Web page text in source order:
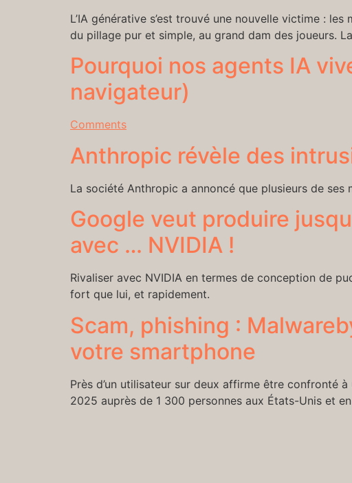
L’IA générative s’est trouvé une nouvelle victime :
du pillage pur et simple, au grand dam des joueurs.
Pourquoi nos agents IA
navigateur)
Comments
Anthropic révèle des
La société Anthropic a annoncé que plusieurs de
Google veut produire
avec … NVIDIA !
Rivaliser avec NVIDIA en termes de conception de
fort que lui, et rapidement.
Scam, phishing :
votre smartphone
Près d’un utilisateur sur deux affirme être confronté
2025 auprès de 1 300 personnes aux États-Unis et